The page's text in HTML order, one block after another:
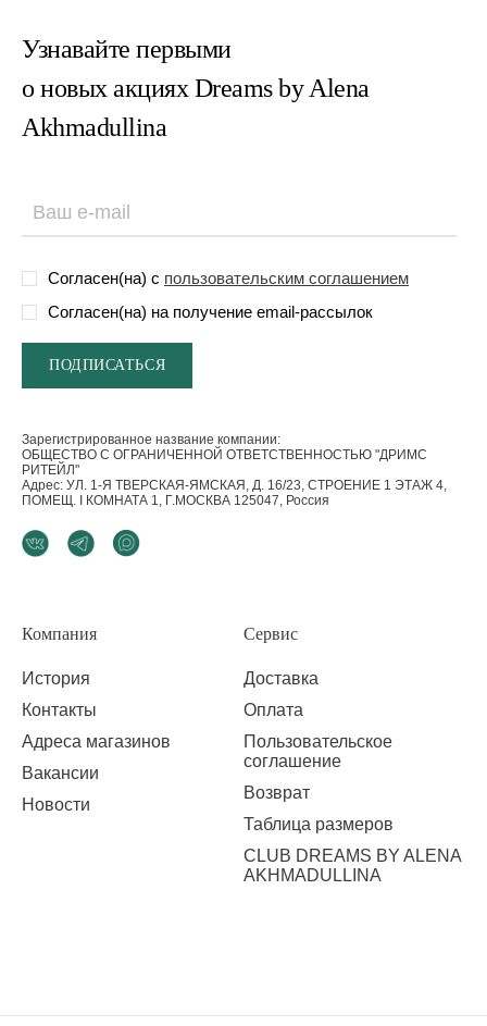
Узнавайте первыми
о новых акциях Dreams by Alena
Akhmadullina
Согласен(на) с пользовательским соглашением
Согласен(на) на получение email-рассылок
Зарегистрированное название компании:
ОБЩЕСТВО С ОГРАНИЧЕННОЙ ОТВЕТСТВЕННОСТЬЮ "ДРИМС
РИТЕЙЛ"
Адрес: УЛ. 1-Я ТВЕРСКАЯ-ЯМСКАЯ, Д. 16/23, СТРОЕНИЕ 1 ЭТАЖ 4,
ПОМЕЩ. I КОМНАТА 1, Г.МОСКВА 125047, Россия
Компания
История
Контакты
Адреса магазинов
Вакансии
Новости
Сервис
Доставка
Оплата
Пользовательское
соглашение
Возврат
Таблица размеров
CLUB DREAMS BY ALENA
AKHMADULLINA